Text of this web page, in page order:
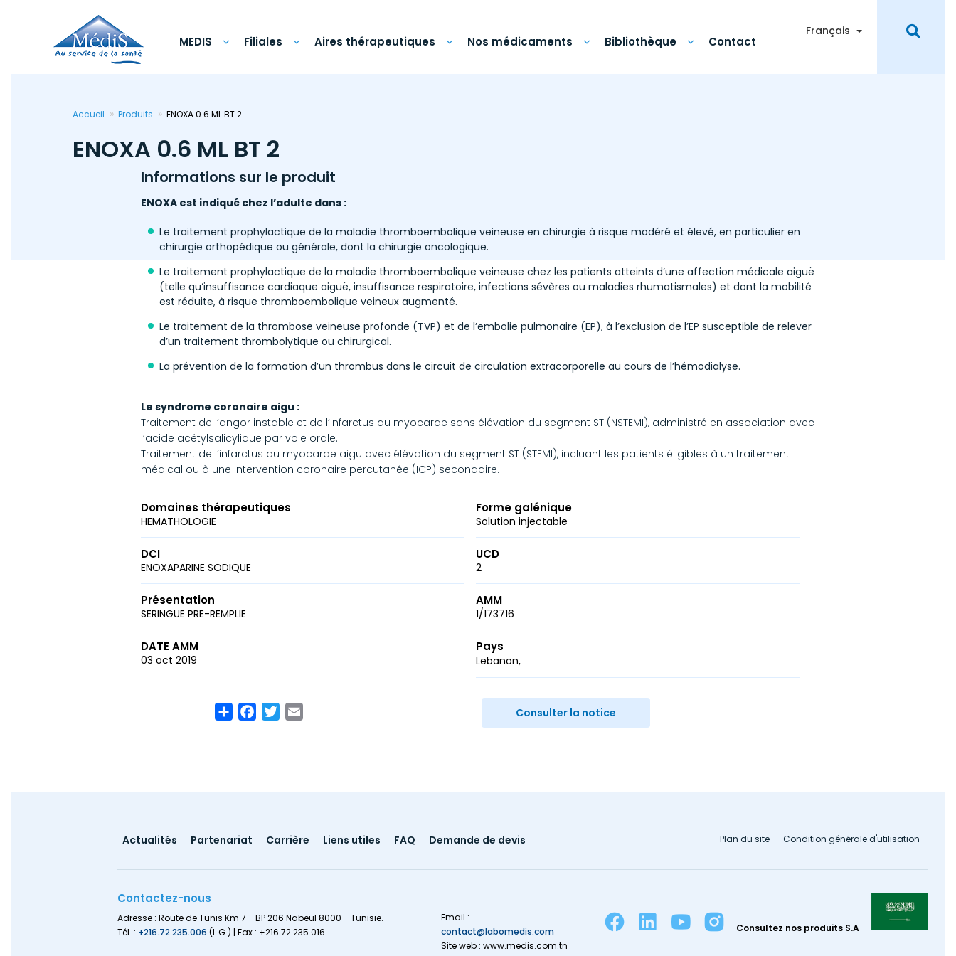
MEDIS Filiales Aires thérapeutiques Nos médicaments Bibliothèque Contact
Français Toggle Dropdown
Accueil Produits ENOXA 0.6 ML BT 2
ENOXA 0.6 ML BT 2
Informations sur le produit
ENOXA est indiqué chez l’adulte dans :
Le traitement prophylactique de la maladie thromboembolique veineuse en chirurgie à risque modéré et élevé, en particulier en
chirurgie orthopédique ou générale, dont la chirurgie oncologique.
Le traitement prophylactique de la maladie thromboembolique veineuse chez les patients atteints d’une affection médicale aiguë
(telle qu‘insuffisance cardiaque aiguë, insuffisance respiratoire, infections sévères ou maladies rhumatismales) et dont la mobilité
est réduite, à risque thromboembolique veineux augmenté.
Le traitement de la thrombose veineuse profonde (TVP) et de l’embolie pulmonaire (EP), à l’exclusion de l’EP susceptible de relever
d’un traitement thrombolytique ou chirurgical.
La prévention de la formation d’un thrombus dans le circuit de circulation extracorporelle au cours de l’hémodialyse.
Le syndrome coronaire aigu :
Traitement de l’angor instable et de l’infarctus du myocarde sans élévation du segment ST (NSTEMI), administré en association avec
l’acide acétylsalicylique par voie orale.
Traitement de l’infarctus du myocarde aigu avec élévation du segment ST (STEMI), incluant les patients éligibles à un traitement
médical ou à une intervention coronaire percutanée (ICP) secondaire.
Domaines thérapeutiques
HEMATHOLOGIE
Forme galénique
Solution injectable
DCI
ENOXAPARINE SODIQUE
UCD
2
Présentation
SERINGUE PRE-REMPLIE
AMM
1/173716
DATE AMM
03 oct 2019
Pays
Lebanon
ShareFacebook
Twitter Consulter la notice
Footer
Actualités Partenariat Carrière Liens utiles FAQ Demande de devis Condition générale d'utilisation
Plan du site
Contactez-nous
Adresse : Route de Tunis Km 7 - BP 206 Nabeul 8000 - Tunisie.
Tél. : +216.72.235.006 (L.G.) | Fax : +216.72.235.016
Email :
contact@labomedis.com
Site web : www.medis.com.tn
Consultez nos produits S.A